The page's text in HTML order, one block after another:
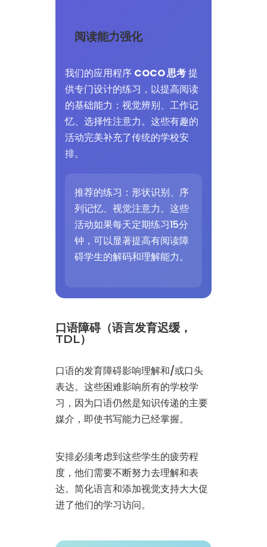
阅读能力强化
我们的应用程序 COCO 思考提
供专门设计的练习，以提高阅读
的基础能力：视觉辨别、工作记
忆、选择性注意力。这些有趣的
活动完美补充了传统的学校安
排。
推荐的练习：形状识别、序
列记忆、视觉注意力。这些
活动如果每天定期练习15分
钟，可以显著提高有阅读障
碍学生的解码和理解能力。
口语障碍（语言发育迟缓，
TDL）
口语的发育障碍影响理解和/或口头
表达。这些困难影响所有的学校学
习，因为口语仍然是知识传递的主要
媒介，即使书写能力已经掌握。
安排必须考虑到这些学生的疲劳程
度，他们需要不断努力去理解和表
达。简化语言和添加视觉支持大大促
进了他们的学习访问。